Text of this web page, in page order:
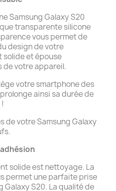
Samsung Galaxy S20
transparente silicone
vous permet de
design de votre
solide et épouse
de votre appareil.
votre smartphone des
ainsi sa durée de
de votre Samsung Galaxy
solide est nettoyage. La
permet une parfaite prise
Galaxy S20. La qualité de